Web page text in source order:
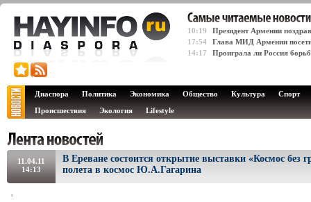
10:19
Президент Армении
17:54
Глава МИД Армении
14:17
Проиграла ли Россия
Диаспора Политика Экономика Общество Культура
Спорт
Происшествия
Экология Lifestyle
11.04.11
14:13
В Ереване состоится открытие выставки «Космос без
полета в космос Ю.А.Гагарина